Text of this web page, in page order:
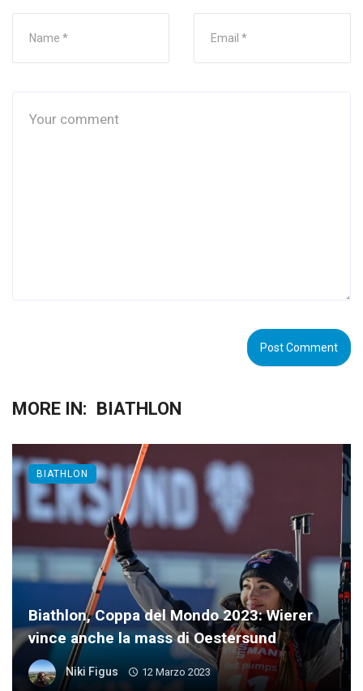
MORE IN: BIATHLON
Biathlon, Coppa del Mondo 2023: Wierer
vince anche la mass di Oestersund
Niki Figus 12 Marzo 2023
BIATHLON